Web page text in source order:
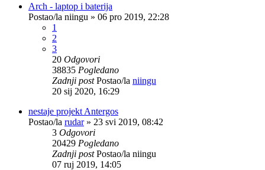
Arch - laptop i baterija
Postao/la niingu » 06 pro 2019, 22:28
1
2
3
20 Odgovori
38835 Pogledano
Zadnji postPostao/la niingu
20 sij 2020, 16:29
nestaje projekt Antergos
Postao/la rudar» 23 svi 2019, 08:42
3 Odgovori
20429 Pogledano
Zadnji postPostao/la niingu
07 ruj 2019, 14:05